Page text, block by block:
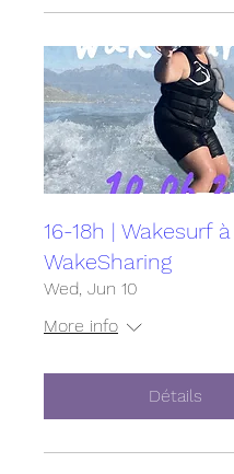
16-18h | Wakesurf à
WakeSharing
Wed, Jun 10
More info
Détails